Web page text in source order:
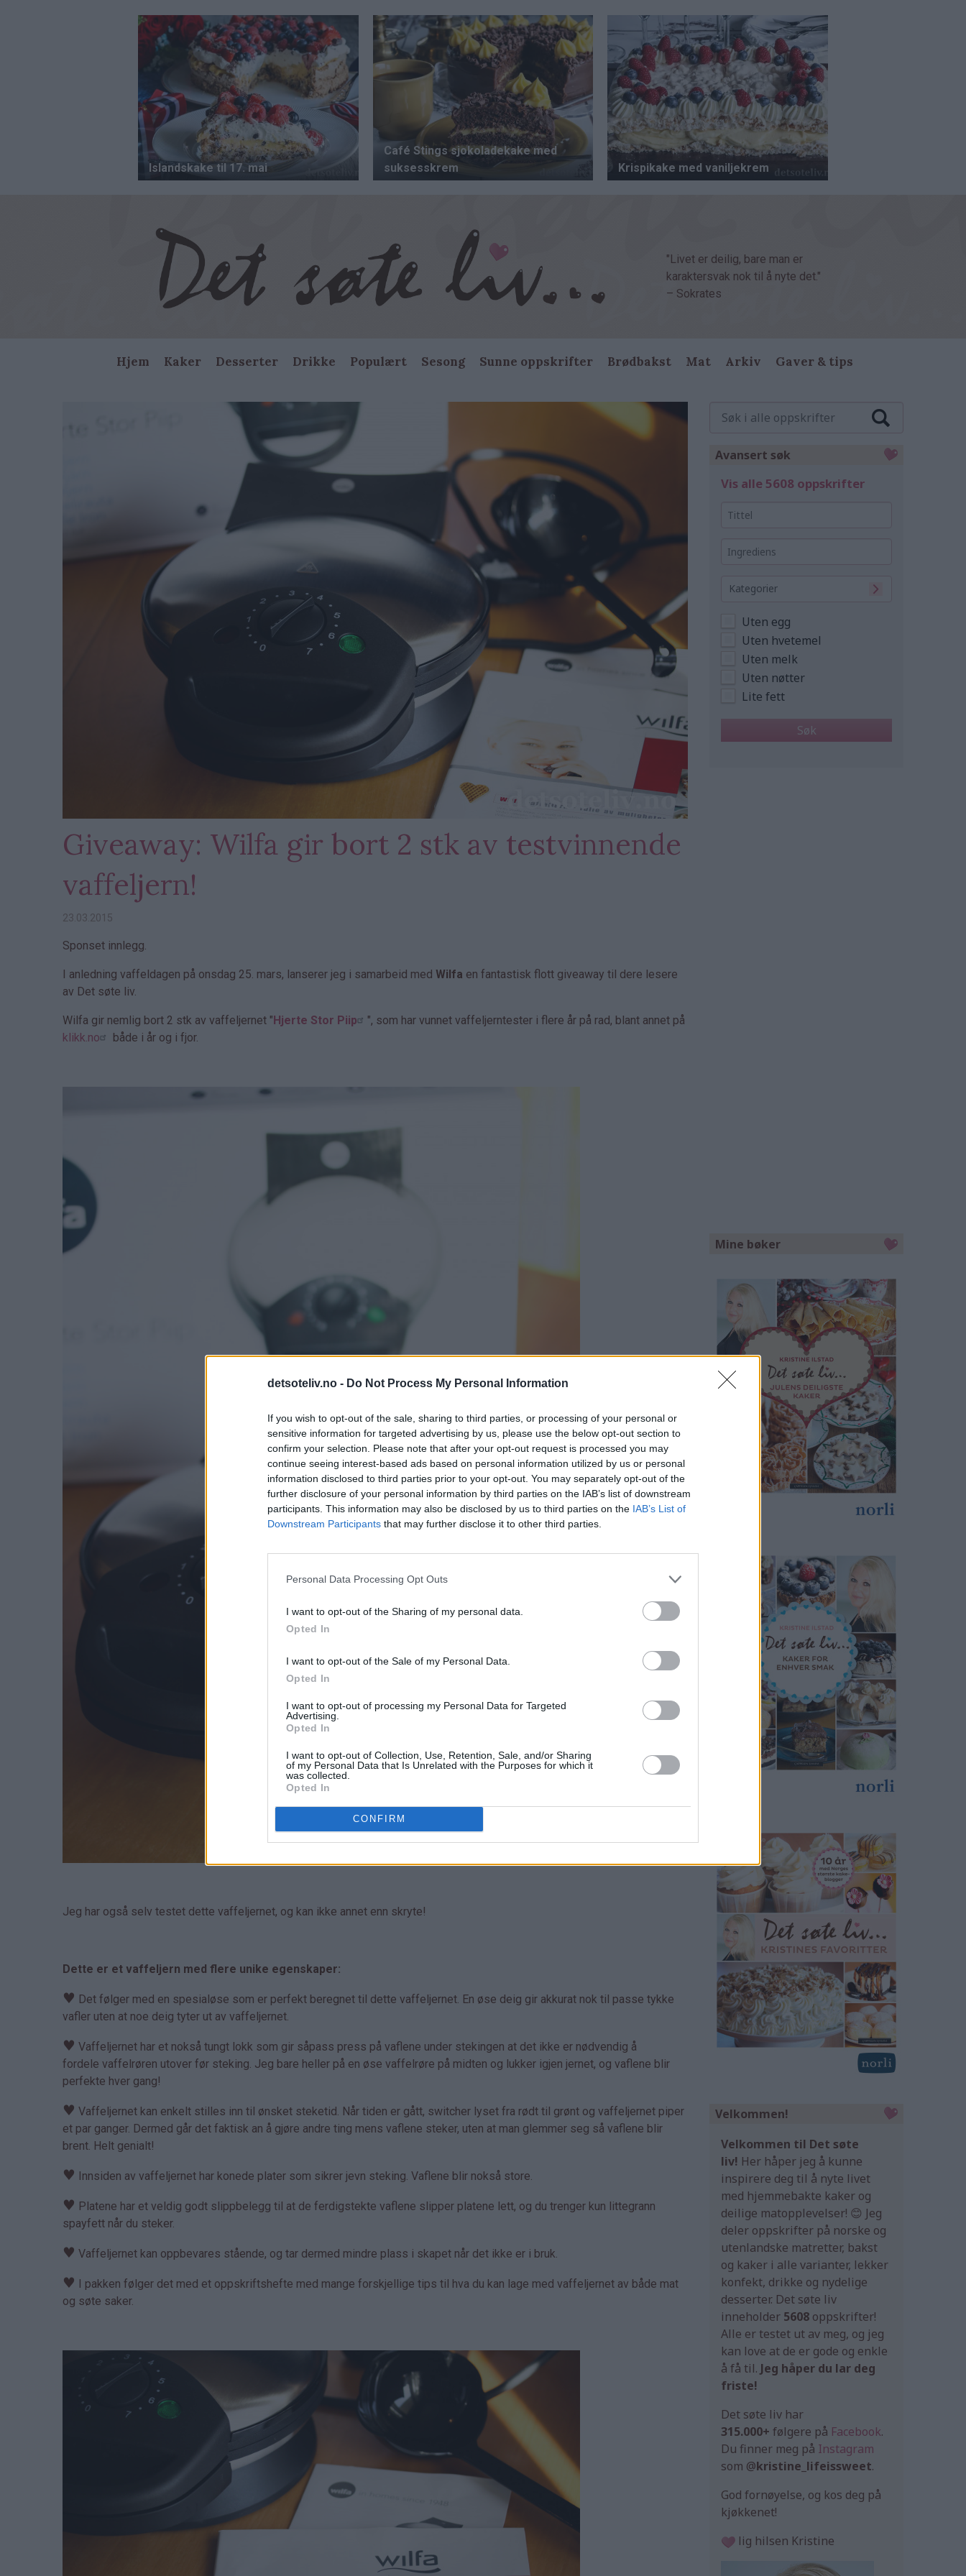
detsoteliv.no - Do Not Process My Personal Information
If you wish to opt-out of the sale, sharing to third parties, or processing of your personal or
sensitive information for targeted advertising by us, please use the below opt-out section to
confirm your selection. Please note that after your opt-out request is processed you may
continue seeing interest-based ads based on personal information utilized by us or personal
information disclosed to third parties prior to your opt-out. You may separately opt-out of the
further disclosure of your personal information by third parties on the IAB’s list of downstream
participants. This information may also be disclosed by us to third parties on the IAB’s List of
Downstream Participants that may further disclose it to other third parties.
Personal Data Processing Opt Outs
I want to opt-out of the Sharing of my personal data.
Opted In
I want to opt-out of the Sale of my Personal Data.
Opted In
I want to opt-out of processing my Personal Data for Targeted
Advertising.
Opted In
I want to opt-out of Collection, Use, Retention, Sale, and/or Sharing
of my Personal Data that Is Unrelated with the Purposes for which it
was collected.
Opted In
CONFIRM
"Livet er deilig, bare man er
karaktersvak nok til å nyte det."
– Sokrates
Main
navigation
Hjem Kaker Desserter Drikke Populært Sesong Sunne oppskrifter Brødbakst Mat Arkiv Gaver & tips
Giveaway: Wilfa gir bort 2 stk av testvinnende
vaffeljern!
23.03.2015
Sponset innlegg.
I anledning vaffeldagen på onsdag 25. mars, lanserer jeg i samarbeid med Wilfa en fantastisk flott giveaway til dere lesere
av Det søte liv.
Wilfa gir nemlig bort 2 stk av vaffeljernet "Hjerte Stor Piip
", som har vunnet vaffeljerntester i flere år på rad, blant annet på
klikk.no
både i år og i fjor.
Jeg har også selv testet dette vaffeljernet, og kan ikke annet enn skryte!
Dette er et vaffeljern med flere unike egenskaper:
♥ Det følger med en spesialøse som er perfekt beregnet til dette vaffeljernet. En øse deig gir akkurat nok til passe tykke
vafler uten at noe deig tyter ut av vaffeljernet.
♥ Vaffeljernet har et nokså tungt lokk som gir såpass press på vaflene under stekingen at det ikke er nødvendig å
fordele vaffelrøren utover før steking. Jeg bare heller på en øse vaffelrøre på midten og lukker igjen jernet, og vaflene blir
perfekte hver gang!
♥ Vaffeljernet kan enkelt stilles inn til ønsket steketid. Når tiden er gått, switcher lyset fra rødt til grønt og vaffeljernet piper
et par ganger. Dermed går det faktisk an å gjøre andre ting mens vaflene steker, uten at man glemmer seg så vaflene blir
brent. Helt genialt!
♥ Innsiden av vaffeljernet har konede plater som sikrer jevn steking. Vaflene blir nokså store.
♥ Platene har et veldig godt slippbelegg til at de ferdigstekte vaflene slipper platene lett, og du trenger kun littegrann
spayfett når du steker.
♥ Vaffeljernet kan oppbevares stående, og tar dermed mindre plass i skapet når det ikke er i bruk.
♥ I pakken følger det med et oppskriftshefte med mange forskjellige tips til hva du kan lage med vaffeljernet av både mat
og søte saker.
Avansert søk
Vis alle 5608 oppskrifter
Kategorier
Uten egg
Uten hvetemel
Uten melk
Uten nøtter
Lite fett
Mine bøker
Velkommen!
Velkommen til Det søte
liv! Her håper jeg å kunne
inspirere deg til å nyte livet
med hjemmebakte kaker og
deilige matopplevelser! 😊 Jeg
deler oppskrifter på norske og
utenlandske matretter, bakst
og kaker i alle varianter, lekker
konfekt, drikke og nydelige
desserter. Det søte liv
inneholder 5608 oppskrifter!
Alle er testet ut av meg, og jeg
kan love at de er gode og enkle
å få til. Jeg håper du lar deg
friste!
Det søte liv har
315.000+ følgere på Facebook.
Du finner meg på Instagram
som @kristine_lifeissweet.
God fornøyelse, og kos deg på
kjøkkenet!
lig hilsen Kristine